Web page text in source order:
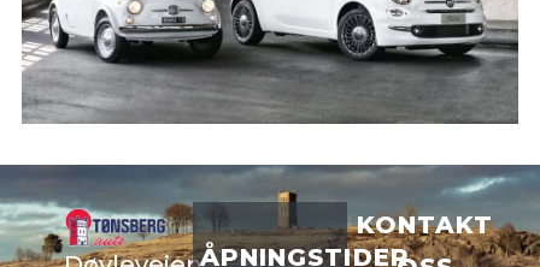
ÅPNINGSTIDER
KONTAKT